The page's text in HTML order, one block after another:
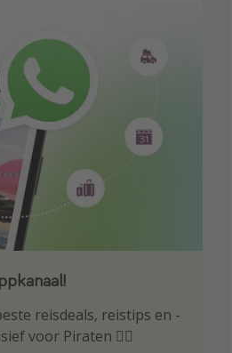
reisdeals, reistips en -
voor Piraten 🏴‍☠️
de hoogte van de beste